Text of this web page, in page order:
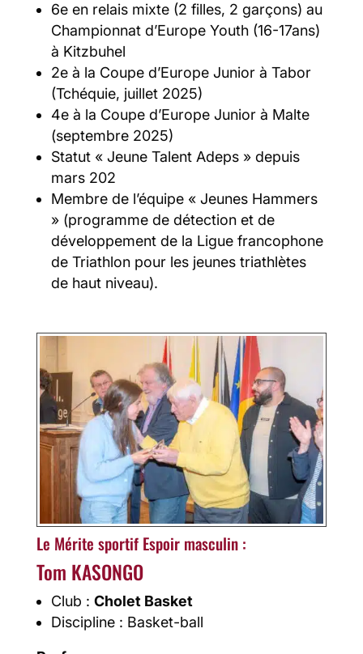
6e en relais mixte (2 filles, 2 garçons) au
Championnat d’Europe Youth (16-17ans)
à Kitzbuhel
2e à la Coupe d’Europe Junior à Tabor
(Tchéquie, juillet 2025)
4e à la Coupe d’Europe Junior à Malte
(septembre 2025)
Statut « Jeune Talent Adeps » depuis
mars 202
Membre de l’équipe « Jeunes Hammers
» (programme de détection et de
développement de la Ligue francophone
de Triathlon pour les jeunes triathlètes
de haut niveau).
Le Mérite sportif Espoir masculin :
Tom KASONGO
Club : Cholet Basket
Discipline : Basket-ball